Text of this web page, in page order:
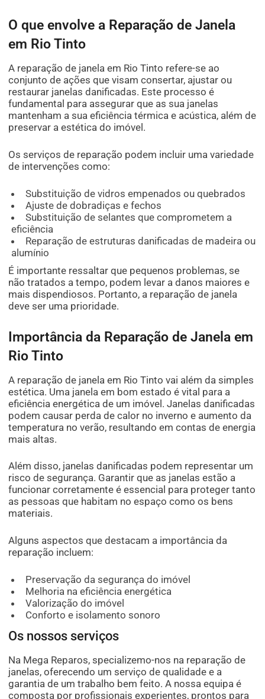
O que envolve a Reparação de Janela
em Rio Tinto
A reparação de janela em Rio Tinto refere-se ao
conjunto de ações que visam consertar, ajustar ou
restaurar janelas danificadas. Este processo é
fundamental para assegurar que as sua janelas
mantenham a sua eficiência térmica e acústica, além de
preservar a estética do imóvel.
Os serviços de reparação podem incluir uma variedade
de intervenções como:
Substituição de vidros empenados ou quebrados
Ajuste de dobradiças e fechos
Substituição de selantes que comprometem a
eficiência
Reparação de estruturas danificadas de madeira ou
alumínio
É importante ressaltar que pequenos problemas, se
não tratados a tempo, podem levar a danos maiores e
mais dispendiosos. Portanto, a reparação de janela
deve ser uma prioridade.
Importância da Reparação de Janela em
Rio Tinto
A reparação de janela em Rio Tinto vai além da simples
estética. Uma janela em bom estado é vital para a
eficiência energética de um imóvel. Janelas danificadas
podem causar perda de calor no inverno e aumento da
temperatura no verão, resultando em contas de energia
mais altas.
Além disso, janelas danificadas podem representar um
risco de segurança. Garantir que as janelas estão a
funcionar corretamente é essencial para proteger tanto
as pessoas que habitam no espaço como os bens
materiais.
Alguns aspectos que destacam a importância da
reparação incluem:
Preservação da segurança do imóvel
Melhoria na eficiência energética
Valorização do imóvel
Conforto e isolamento sonoro
Os nossos serviços
Na Mega Reparos, specializemo-nos na reparação de
janelas, oferecendo um serviço de qualidade e a
garantia de um trabalho bem feito. A nossa equipa é
composta por profissionais experientes, prontos para